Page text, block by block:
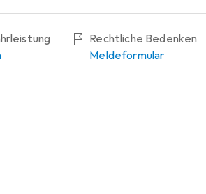
Rechtliche Bedenken
Meldeformular